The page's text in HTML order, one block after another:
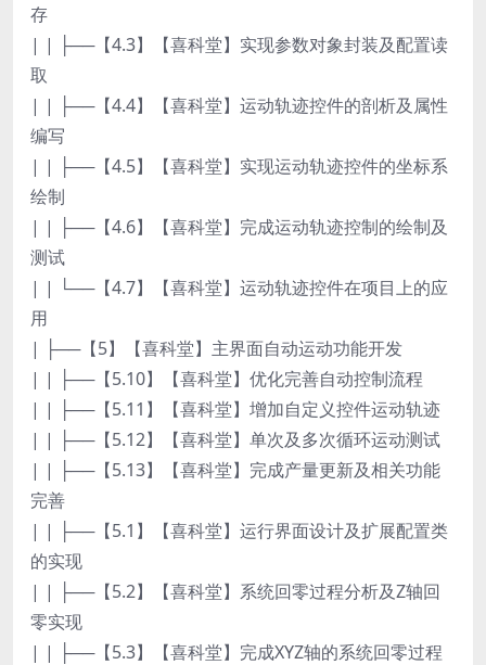
存
| | ├──【4.3】【喜科堂】实现参数对象封装及配置读
取
| | ├──【4.4】【喜科堂】运动轨迹控件的剖析及属性
编写
| | ├──【4.5】【喜科堂】实现运动轨迹控件的坐标系
绘制
| | ├──【4.6】【喜科堂】完成运动轨迹控制的绘制及
测试
| | └──【4.7】【喜科堂】运动轨迹控件在项目上的应
用
| ├──【5】【喜科堂】主界面自动运动功能开发
| | ├──【5.10】【喜科堂】优化完善自动控制流程
| | ├──【5.11】【喜科堂】增加自定义控件运动轨迹
| | ├──【5.12】【喜科堂】单次及多次循环运动测试
| | ├──【5.13】【喜科堂】完成产量更新及相关功能
完善
| | ├──【5.1】【喜科堂】运行界面设计及扩展配置类
的实现
| | ├──【5.2】【喜科堂】系统回零过程分析及Z轴回
零实现
| | ├──【5.3】【喜科堂】完成XYZ轴的系统回零过程